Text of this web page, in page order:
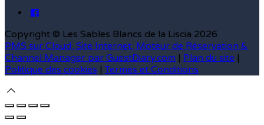
Copyright © Les Sables Blancs de la Liscia 2026
PMS sur Cloud, Site Internet, Moteur de Réservation &
Channel Manager par GuestDiary.com | Plan du site |
Politique des cookies | Termes et Conditions